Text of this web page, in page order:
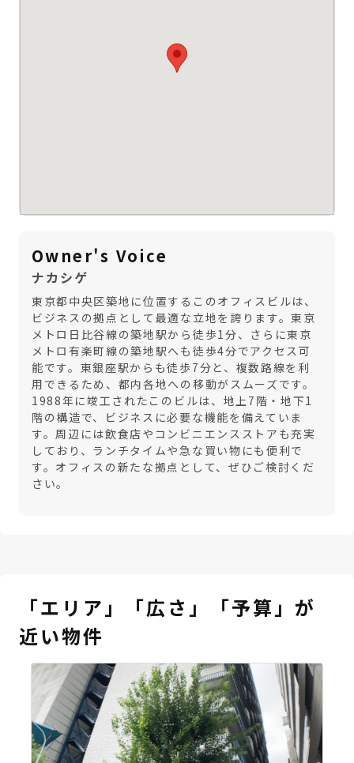
Owner's Voice
ナカシゲ
東京都中央区築地に位置するこのオフィスビルは、
ビジネスの拠点として最適な立地を誇ります。東京
メトロ日比谷線の築地駅から徒歩1分、さらに東京
メトロ有楽町線の築地駅へも徒歩4分でアクセス可
能です。東銀座駅からも徒歩7分と、複数路線を利
用できるため、都内各地への移動がスムーズです。
1988年に竣工されたこのビルは、地上7階・地下1
階の構造で、ビジネスに必要な機能を備えていま
す。周辺には飲食店やコンビニエンスストアも充実
しており、ランチタイムや急な買い物にも便利で
す。オフィスの新たな拠点として、ぜひご検討くだ
さい。
「エリア」「広さ」「予算」が
近い物件